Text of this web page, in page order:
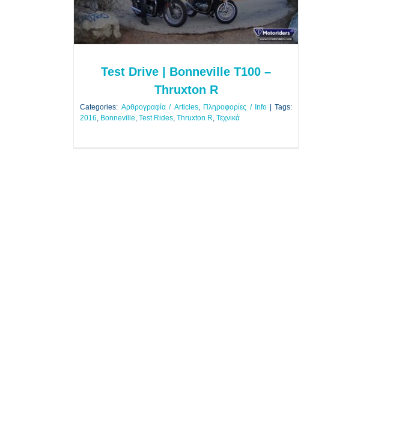
Αρθρογραφία / Articles Πληροφορίες / Info
Test Drive | Bonneville T100 –
Thruxton R
Categories: Αρθρογραφία / Articles, Πληροφορίες / Info
Tags:
2016, Bonneville, Test Rides, Thruxton R, Τεχνικά